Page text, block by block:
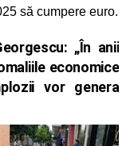
să cumpere euro.
„În anii
economice
vor genera